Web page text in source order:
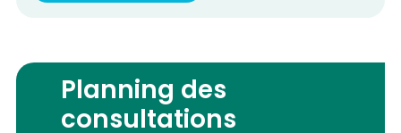
Planning des
consultations